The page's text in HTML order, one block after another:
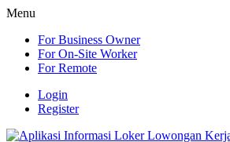
Menu
For Business Owner
For On-Site Worker
For Remote
Login
Register